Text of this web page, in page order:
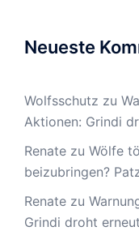
Neueste
Wolfsschutz zu
Aktionen: Grindi
Renate zu Wölfe
beizubringen?
Renate zu
Grindi droht